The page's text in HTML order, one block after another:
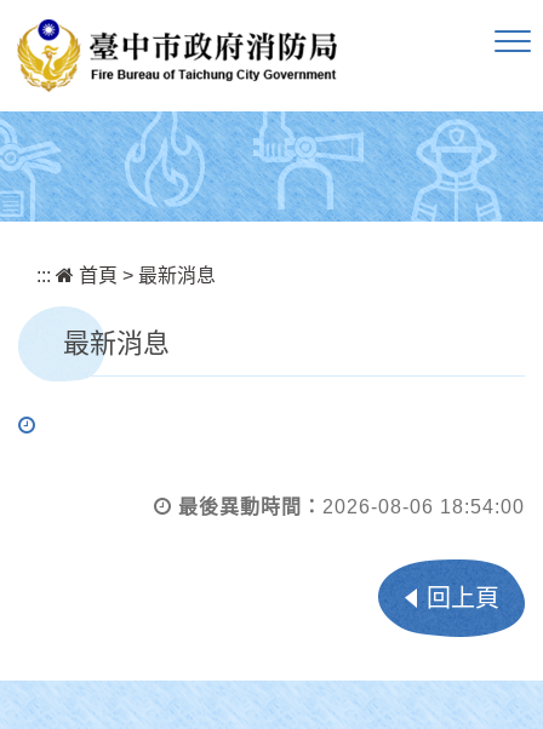
::: 首頁 > 最新消息
最新消息
最後異動時間： 2026-08-06 18:54:00
回上頁